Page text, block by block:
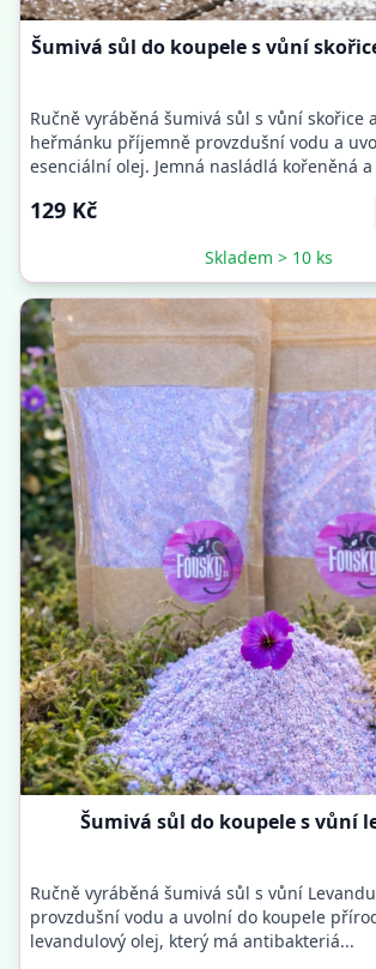
Šumivá sůl do koupele s vůní
Ručně vyráběná šumivá sůl s vůní skořice
heřmánku příjemně provzdušní vodu a
esenciální olej. Jemná nasládlá kořeněná a
129 Kč
Skladem > 10 ks
Šumivá sůl do koupele s vůní
Ručně vyráběná šumivá sůl s vůní
provzdušní vodu a uvolní do koupele
levandulový olej, který má antibakteriá...